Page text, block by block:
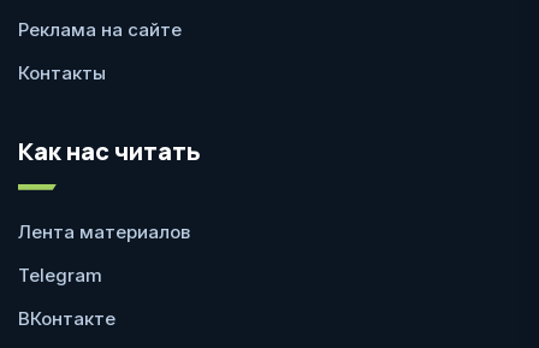
Реклама на сайте
Контакты
Как нас читать
Лента материалов
Telegram
ВКонтакте